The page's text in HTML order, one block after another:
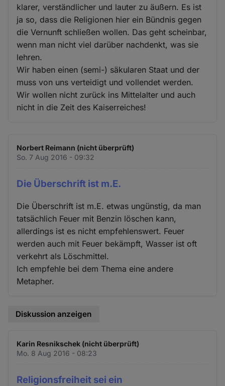
klarer, verständlicher und lauter zu äußern. Es ist
ja so, dass die Religionen hier ein Bündnis gegen
die Vernunft schließen wollen. Das geht scheinbar,
wenn man nicht viel darüber nachdenkt, was sie
lehren.
Wir haben einen (semi-) säkularen Staat und der
muss von uns verteidigt und vollendet werden.
Wir wollen nicht zurück ins Mittelalter und auch
nicht in die Zeit des Kaiserreiches!
Norbert Reimann (nicht überprüft)
So. 7 Aug 2016 - 09:32
Die Überschrift ist m.E.
Die Überschrift ist m.E. etwas ungünstig, da man
tatsächlich Feuer mit Benzin löschen kann,
allerdings ist es nicht empfehlenswert. Feuer
werden auch mit Feuer bekämpft, Wasser ist oft
verkehrt als Löschmittel.
Ich empfehle bei dem Thema eine andere
Metapher.
Diskussion anzeigen
Karin Resnikschek (nicht überprüft)
Mo. 8 Aug 2016 - 08:23
Religionsfreiheit sei ein